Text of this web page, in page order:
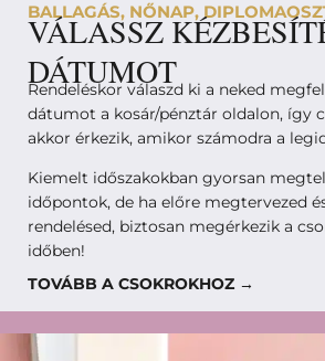
BALLAGÁS, NŐNAP,
VÁLASSZ
DÁTUMOT
Rendeléskor válaszd ki a neked
dátumot a kosár/pénztár oldalon, így
akkor érkezik, amikor számodra a
Kiemelt időszakokban gyorsan
időpontok, de ha előre megtervezed
rendelésed, biztosan megérkezik a
időben!
TOVÁBB A CSOKROKHOZ →